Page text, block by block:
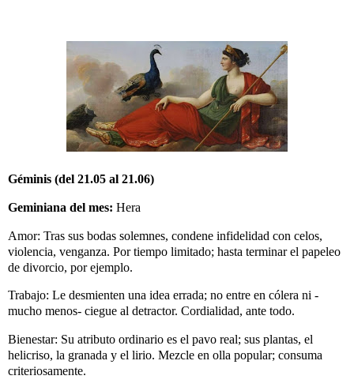
Géminis (del 21.05 al 21.06)
Geminiana del mes: Hera
Amor: Tras sus bodas solemnes, condene infidelidad con celos,
violencia, venganza. Por tiempo limitado; hasta terminar el papeleo
de divorcio, por ejemplo.
Trabajo: Le desmienten una idea errada; no entre en cólera ni -
mucho menos- ciegue al detractor. Cordialidad, ante todo.
Bienestar: Su atributo ordinario es el pavo real; sus plantas, el
helicriso, la granada y el lirio. Mezcle en olla popular; consuma
criteriosamente.